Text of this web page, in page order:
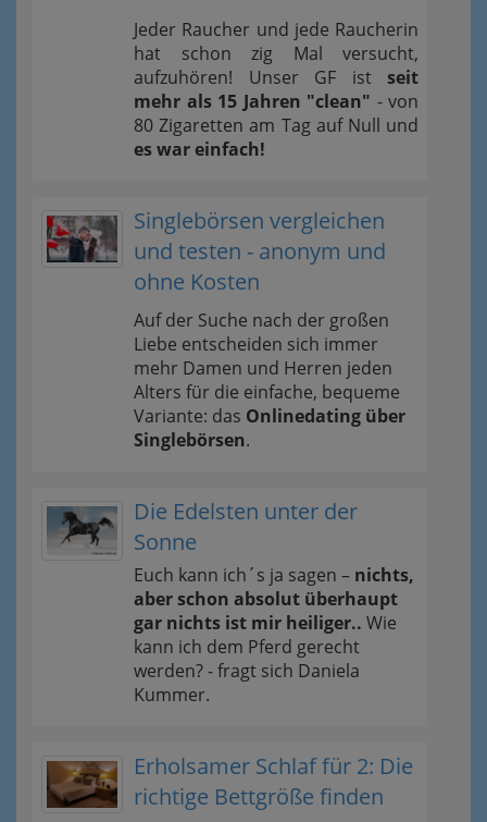
Jeder Raucher und jede Raucherin
hat schon zig Mal versucht,
aufzuhören! Unser GF ist seit
mehr als 15 Jahren "clean" - von
80 Zigaretten am Tag auf Null und
es war einfach!
Singlebörsen vergleichen
und testen - anonym und
ohne Kosten
Auf der Suche nach der großen
Liebe entscheiden sich immer
mehr Damen und Herren jeden
Alters für die einfache, bequeme
Variante: das Onlinedating über
Singlebörsen.
Die Edelsten unter der
Sonne
Euch kann ich´s ja sagen – nichts,
aber schon absolut überhaupt
gar nichts ist mir heiliger.. Wie
kann ich dem Pferd gerecht
werden? - fragt sich Daniela
Kummer.
Erholsamer Schlaf für 2: Die
richtige Bettgröße finden